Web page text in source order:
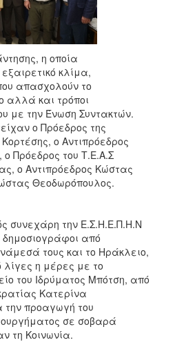
η οποία
κλίμα,
απασχολούν το
αλλά και τρόποι
με την Ένωση Συντακτών.
ο Πρόεδρος της
ο Αντιπρόεδρος
Πρόεδρος του Τ.Ε.Α.Σ
ο Αντιπρόεδρος Κώστας
Θεοδωρόπουλος.
συνεχάρη την Ε.Σ.Η.Ε.Π.Η.Ν
από
τους και το Ηράκλειο,
η μέρες με το
του Ιδρύματος Μπότση, από
Κατερίνα
προαγωγή του
σε σοβαρά
τη Κοινωνία.